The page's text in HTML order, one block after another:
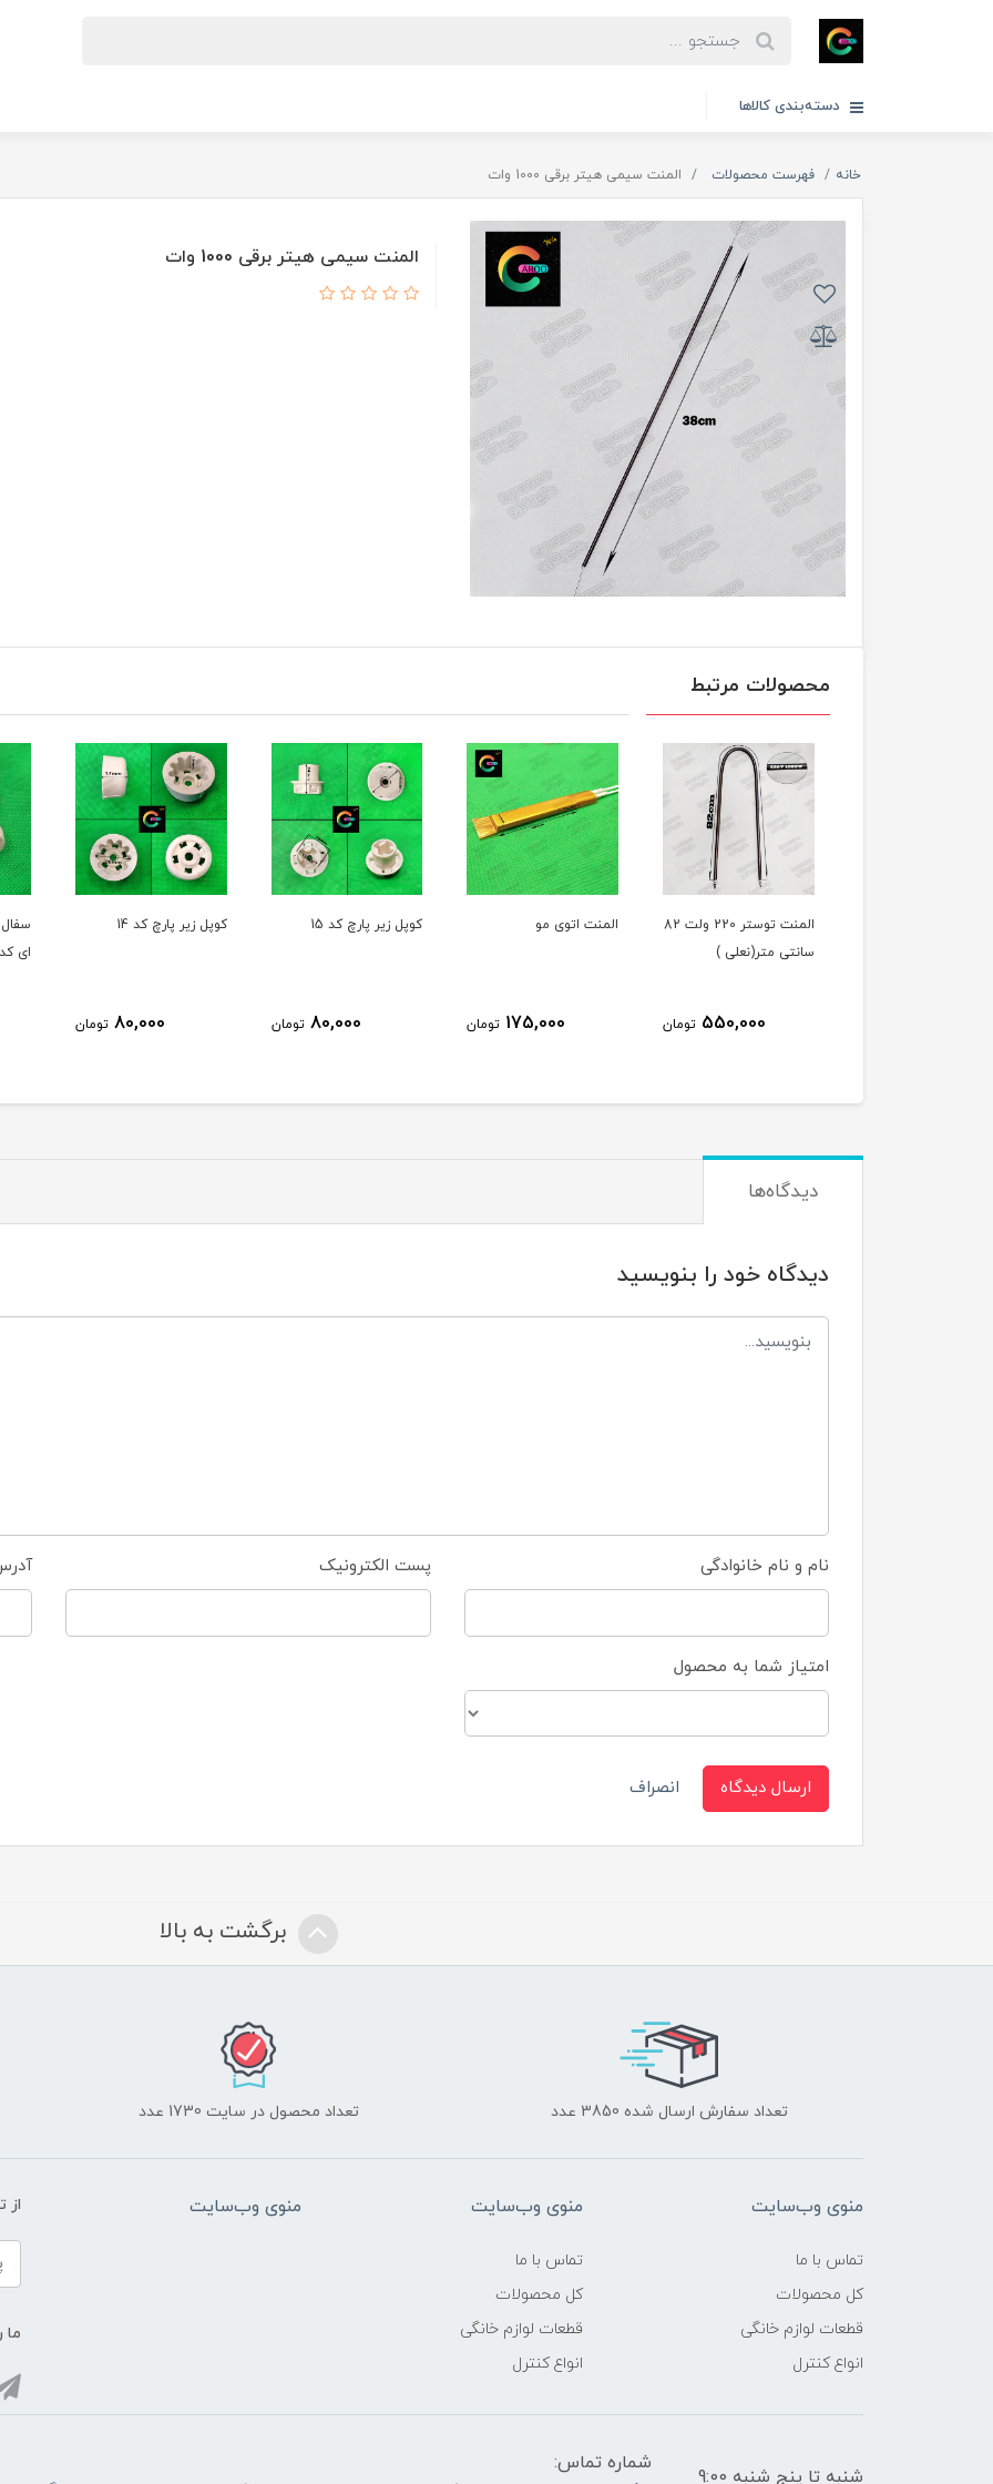
دسته‌بندی کالاها
خانه فهرست محصولات المنت سیمی هیتر برقی 1000 وات
المنت سیمی هیتر برقی 1000 وات
محصولات مرتبط
المنت اتوی مو
175,000
کوپل زیر پارچ کد 15
80,000
کوپل زیر پارچ کد 14
80,000
سفال بقل المنت شیشه
5,000
دیدگاه‌ها
دیدگاه خود را بنویسید
نام و نام خانوادگی پست الکترونیک
امتیاز شما به محصول
ارسال دیدگاه انصراف
برگشت به بالا
تعداد سفارش ارسال شده 3850 عدد تعداد محصول در سایت 1730 عدد
منوی وب‌سایت
تماس با ما
کل محصولات
قطعات لوازم خانگی
انواع کنترل
منوی وب‌سایت
تماس با ما
کل محصولات
قطعات لوازم خانگی
انواع کنترل
منوی وب‌سایت از
ما
شنبه تا پنج شنبه 9:00
شماره تماس: